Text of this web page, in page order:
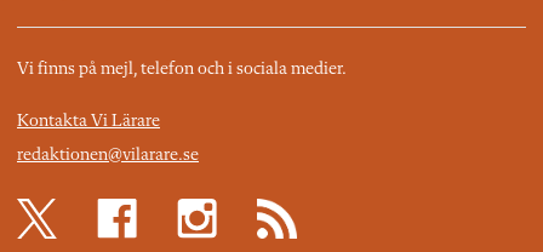
Vi finns på mejl, telefon och i sociala medier.
Kontakta Vi Lärare
redaktionen@vilarare.se